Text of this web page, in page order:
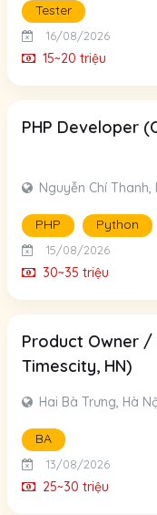
Tester
16/08/2026
15~20 triệu
PHP Developer
Nguyễn Chí Thanh,
PHP Python
15/08/2026
30~35 triệu
Product Owner /
Timescity, HN)
Hai Bà Trưng, Hà
BA
13/08/2026
25~30 triệu